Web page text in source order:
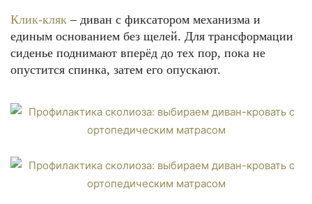
Клик-кляк – диван с фиксатором механизма и
единым основанием без щелей. Для трансформации
сиденье поднимают вперёд до тех пор, пока не
опустится спинка, затем его опускают.